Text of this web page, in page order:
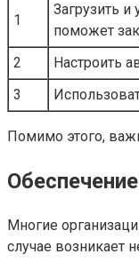
1
Загрузить
поможет
2
Настроить
3
Помимо этого,
Многие
случае возникает